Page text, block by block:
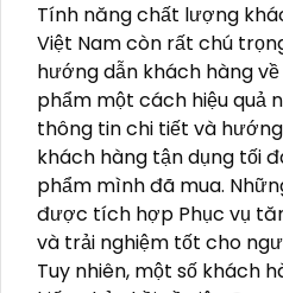
Tính năng chất lượng
Việt Nam còn rất chú
hướng dẫn khách hàng
phẩm một cách hiệu quả
thông tin chi tiết và
khách hàng tận dụng tối
phẩm mình đã mua.
được tích hợp Phục vụ
và trải nghiệm tốt cho
Tuy nhiên, một số khách